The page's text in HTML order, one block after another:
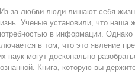
за любви люди лишают себя
Ученые установили, что наша
в информации. Однако
в том, что это явление
могут досконально
Книга, которую вы